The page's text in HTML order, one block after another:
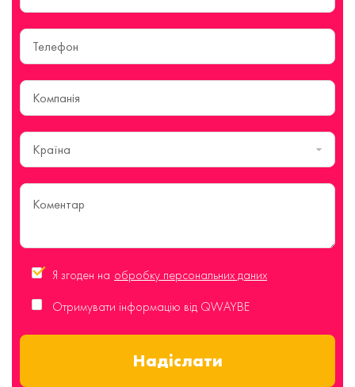
Країна
Я згоден на обробку персональних даних
Отримувати інформацію від QWAYBE
Надіслати